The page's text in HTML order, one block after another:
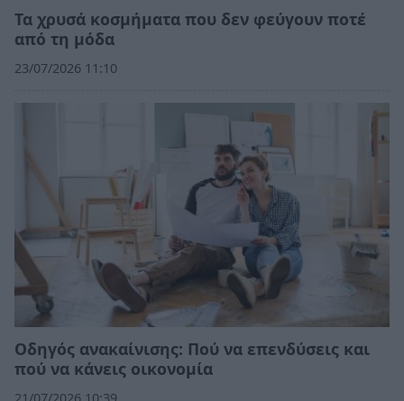
Τα χρυσά κοσμήματα που δεν φεύγουν ποτέ
από τη μόδα
23/07/2026 11:10
Οδηγός ανακαίνισης: Πού να επενδύσεις και
πού να κάνεις οικονομία